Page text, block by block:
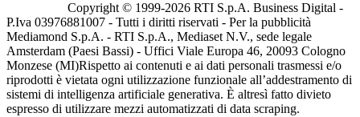
Copyright © 1999-2026 RTI S.p.A. Business Digital -
P.Iva 03976881007 - Tutti i diritti riservati - Per la pubblicità
Mediamond S.p.A. - RTI S.p.A., Mediaset N.V., sede legale
Amsterdam (Paesi Bassi) - Uffici Viale Europa 46, 20093 Cologno
Monzese (MI)Rispetto ai contenuti e ai dati personali trasmessi e/o
riprodotti è vietata ogni utilizzazione funzionale all’addestramento di
sistemi di intelligenza artificiale generativa. È altresì fatto divieto
espresso di utilizzare mezzi automatizzati di data scraping.